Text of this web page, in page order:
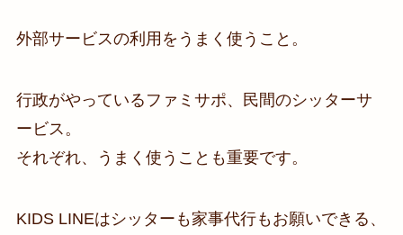
外部サービスの利用をうまく使うこと。
行政がやっているファミサポ、民間のシッターサ
ービス。
それぞれ、うまく使うことも重要です。
KIDS LINEはシッターも家事代行もお願いできる、